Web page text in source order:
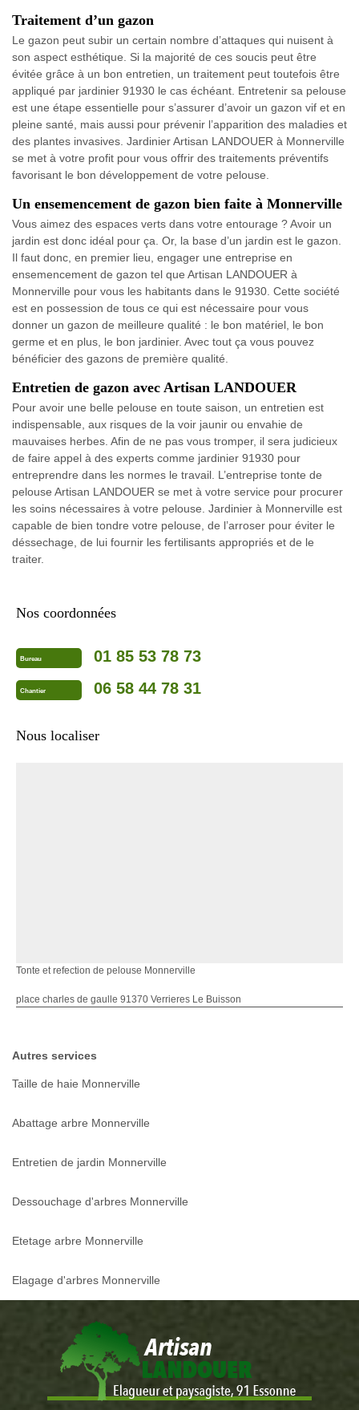
Traitement d’un gazon
Le gazon peut subir un certain nombre d’attaques qui nuisent à
son aspect esthétique. Si la majorité de ces soucis peut être
évitée grâce à un bon entretien, un traitement peut toutefois être
appliqué par jardinier 91930 le cas échéant. Entretenir sa pelouse
est une étape essentielle pour s’assurer d’avoir un gazon vif et en
pleine santé, mais aussi pour prévenir l’apparition des maladies et
des plantes invasives. Jardinier Artisan LANDOUER à Monnerville
se met à votre profit pour vous offrir des traitements préventifs
favorisant le bon développement de votre pelouse.
Un ensemencement de gazon bien faite à Monnerville
Vous aimez des espaces verts dans votre entourage ? Avoir un
jardin est donc idéal pour ça. Or, la base d’un jardin est le gazon.
Il faut donc, en premier lieu, engager une entreprise en
ensemencement de gazon tel que Artisan LANDOUER à
Monnerville pour vous les habitants dans le 91930. Cette société
est en possession de tous ce qui est nécessaire pour vous
donner un gazon de meilleure qualité : le bon matériel, le bon
germe et en plus, le bon jardinier. Avec tout ça vous pouvez
bénéficier des gazons de première qualité.
Entretien de gazon avec Artisan LANDOUER
Pour avoir une belle pelouse en toute saison, un entretien est
indispensable, aux risques de la voir jaunir ou envahie de
mauvaises herbes. Afin de ne pas vous tromper, il sera judicieux
de faire appel à des experts comme jardinier 91930 pour
entreprendre dans les normes le travail. L’entreprise tonte de
pelouse Artisan LANDOUER se met à votre service pour procurer
les soins nécessaires à votre pelouse. Jardinier à Monnerville est
capable de bien tondre votre pelouse, de l’arroser pour éviter le
déssechage, de lui fournir les fertilisants appropriés et de le
traiter.
Nos coordonnées
Bureau 01 85 53 78 73
Chantier 06 58 44 78 31
Nous localiser
Tonte et refection de pelouse Monnerville
place charles de gaulle 91370 Verrieres Le Buisson
Autres services
Taille de haie Monnerville
Abattage arbre Monnerville
Entretien de jardin Monnerville
Dessouchage d'arbres Monnerville
Etetage arbre Monnerville
Elagage d'arbres Monnerville